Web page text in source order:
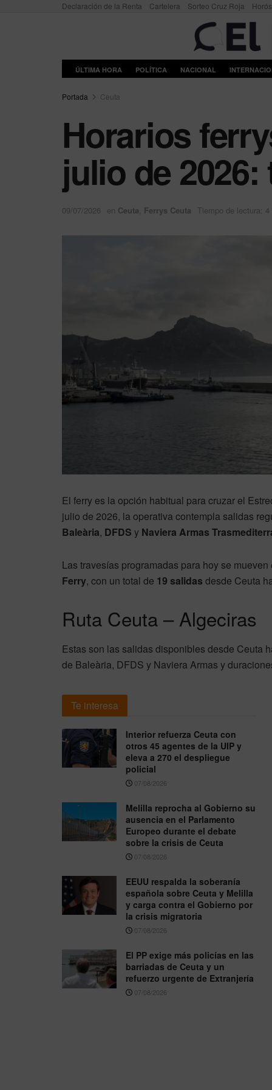
Declaración de la Renta Cartelera Sorteo Cruz Roja
ÚLTIMA HORA POLÍTICA NACIONAL
Portada Ceuta
Horarios
julio de
09/07/2026 en Ceuta, Ferrys Ceuta Tiempo de lectura:
El ferry es la opción habitual para cruzar el
julio de 2026, la operativa contempla salidas
Baleària, DFDS y Naviera Armas
Las travesías programadas para hoy se
Ferry, con un total de 19 salidas desde Ceuta
Ruta Ceuta – Algeciras
Estas son las salidas disponibles desde Ceuta
de Baleària, DFDS y Naviera Armas y
Te interesa
Interior refuerza Ceuta con
otros 45 agentes de la UIP y
eleva a 270 el despliegue
policial
07/08/2026
Melilla reprocha al Gobierno su
ausencia en el Parlamento
Europeo durante el debate
sobre la crisis de Ceuta
07/08/2026
EEUU respalda la soberanía
española sobre Ceuta y Melilla
y carga contra el Gobierno por
la crisis migratoria
07/08/2026
El PP exige más policías en las
barriadas de Ceuta y un
refuerzo urgente de Extranjería
07/08/2026